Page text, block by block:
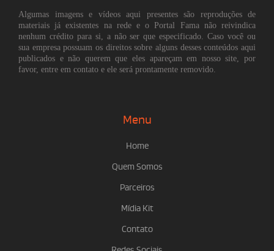
Algumas imagens e vídeos aqui presentes são reproduções de
materiais já existentes na rede e o Portal Fama não reivindica
nenhum crédito para si, a não ser que especificado. Caso você ou
sua empresa possuam os direitos sobre alguns desses conteúdos aqui
publicados e não querem que eles apareçam em nosso site, por
favor, entre em contato e ele será prontamente removido.
Menu
Home
Quem Somos
Parceiros
Mídia Kit
Contato